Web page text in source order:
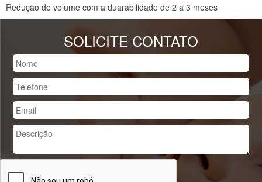
Redução de volume com a duarabilidade de 2 a 3 meses
SOLICITE CONTATO